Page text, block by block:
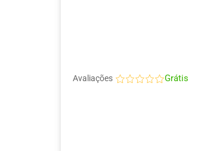
Avaliações Grátis